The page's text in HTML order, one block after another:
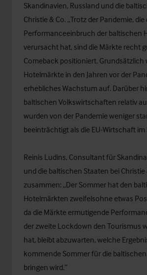
Skandinavien, Russland und die
Christie & Co. „Trotz der Pandemie, die
Performanceeinbruch der baltischen
verursacht hat, sind die Märkte recht
Comeback positioniert. Grundsätzlich
Hotelmärkte in den Jahren vor der
erhebliches Wachstum auf. Darüber
baltischen Volkswirtschaften relativ
wurden von der Pandemie weniger
beeinträchtigt als die EU-Wirtschaft
Reinis Ludins, Consultant für
und die baltischen Staaten bei Christie
zusammen: „Der Sommer hat den
Hotelmärkten zweifelsohne etwas
da die Märkte ermutigende
der zweite Lockdown den Tourismus
hat, bleibt abzuwarten, welche
kommende Sommer für die
bringen wird.“